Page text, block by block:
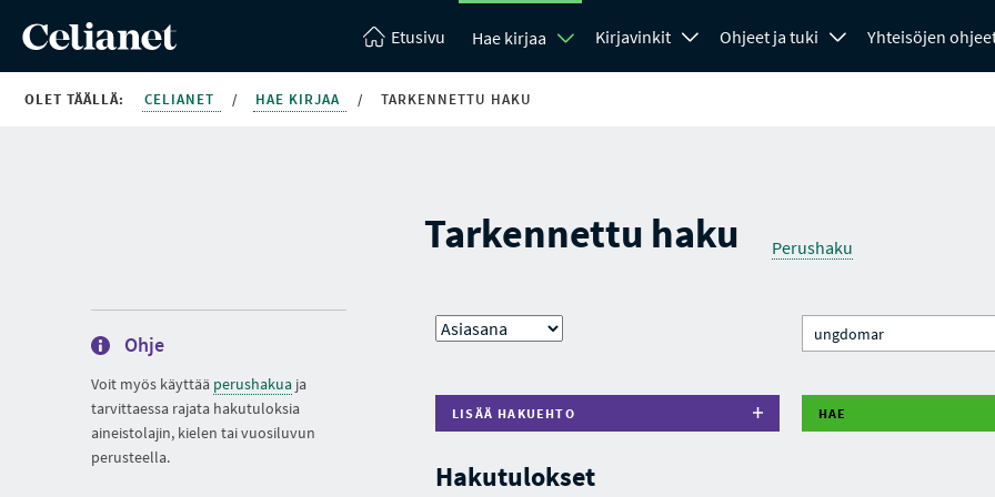
Etusivu Hae kirjaa Kirjavinkit Ohjeet ja tuki Yhteisöjen
OLET TÄÄLLÄ: CELIANET / HAE KIRJAA / TARKENNETTU HAKU
Tarkennettu haku Perushaku
Ohje
Voit myös käyttää perushakua ja
tarvittaessa rajata hakutuloksia
aineistolajin, kielen tai vuosiluvun
perusteella.
LISÄÄ HAKUEHTO HAE
Hakutulokset